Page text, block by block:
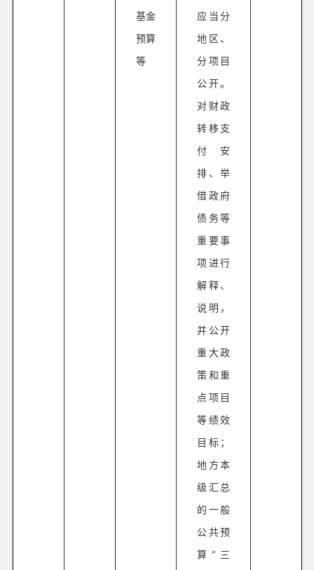
基金
预算
等
应当分
地区、
分项目
公开。
对财政
转移支
付安
排、举
借政府
债务等
重要事
项进行
解释、
说明，
并公开
重大政
策和重
点项目
等绩效
目标；
地方本
级汇总
的一般
公共预
算“三